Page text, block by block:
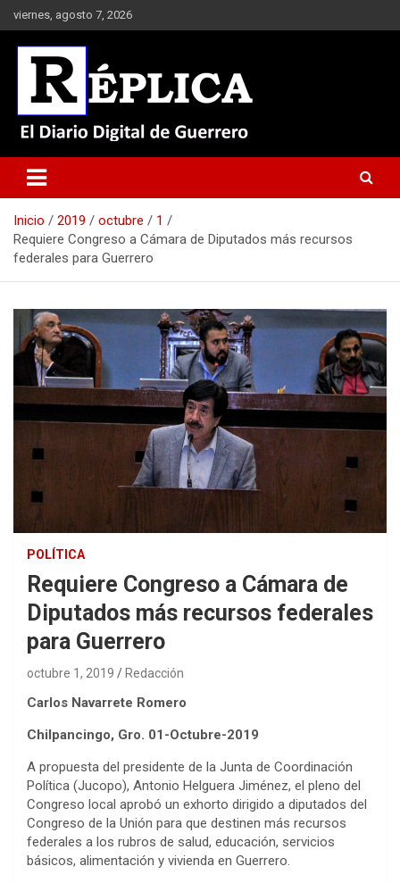
Saltar
al
contenido
viernes, agosto 7, 2026
Réplica
Inicio 2019 octubre
1
Requiere Congreso a Cámara de Diputados más recursos
federales para Guerrero
POLÍTICA
Requiere Congreso a Cámara de
Diputados más recursos federales
para Guerrero
octubre 1, 2019 Redacción
Carlos Navarrete Romero
Chilpancingo, Gro. 01-Octubre-2019
A propuesta del presidente de la Junta de Coordinación
Política (Jucopo), Antonio Helguera Jiménez, el pleno del
Congreso local aprobó un exhorto dirigido a diputados del
Congreso de la Unión para que destinen más recursos
federales a los rubros de salud, educación, servicios
básicos, alimentación y vivienda en Guerrero.